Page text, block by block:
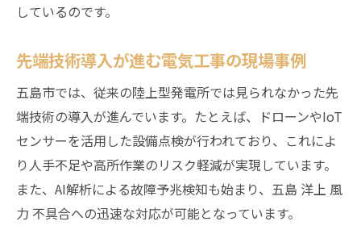
しているのです。
先端技術導入が進む電気工事の現場事例
五島市では、従来の陸上型発電所では見られなかった先
端技術の導入が進んでいます。たとえば、ドローンやIoT
センサーを活用した設備点検が行われており、これによ
り人手不足や高所作業のリスク軽減が実現しています。
また、AI解析による故障予兆検知も始まり、五島 洋上 風
力 不具合への迅速な対応が可能となっています。